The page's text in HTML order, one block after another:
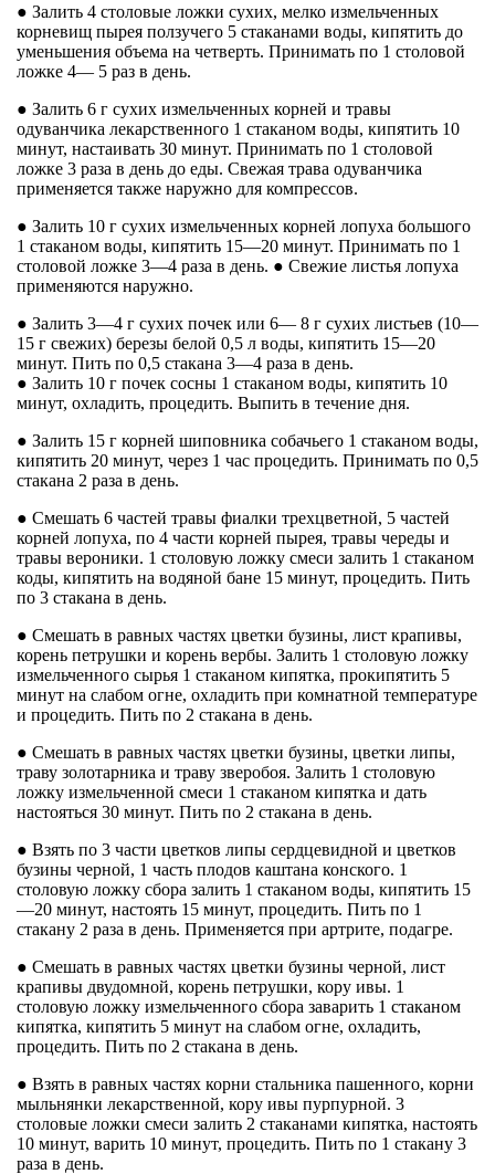
● Залить 4 столовые ложки сухих, мелко измельченных
корневищ пырея ползучего 5 стаканами воды, кипятить до
уменьшения объема на четверть. Принимать по 1 столовой
ложке 4— 5 раз в день.
● Залить 6 г сухих измельченных корней и травы
одуванчика лекарственного 1 стаканом воды, кипятить 10
минут, настаивать 30 минут. Принимать по 1 столовой
ложке 3 раза в день до еды. Свежая трава одуванчика
применяется также наружно для компрессов.
● Залить 10 г сухих измельченных корней лопуха большого
1 стаканом воды, кипятить 15—20 минут. Принимать по 1
столовой ложке 3—4 раза в день. ● Свежие листья лопуха
применяются наружно.
● Залить 3—4 г сухих почек или 6— 8 г сухих листьев (10—
15 г свежих) березы белой 0,5 л воды, кипятить 15—20
минут. Пить по 0,5 стакана 3—4 раза в день.
● Залить 10 г почек сосны 1 стаканом воды, кипятить 10
минут, охладить, процедить. Выпить в течение дня.
● Залить 15 г корней шиповника собачьего 1 стаканом воды,
кипятить 20 минут, через 1 час процедить. Принимать по 0,5
стакана 2 раза в день.
● Смешать 6 частей травы фиалки трехцветной, 5 частей
корней лопуха, по 4 части корней пырея, травы череды и
травы вероники. 1 столовую ложку смеси залить 1 стаканом
коды, кипятить на водяной бане 15 минут, процедить. Пить
по 3 стакана в день.
● Смешать в равных частях цветки бузины, лист крапивы,
корень петрушки и корень вербы. Залить 1 столовую ложку
измельченного сырья 1 стаканом кипятка, прокипятить 5
минут на слабом огне, охладить при комнатной температуре
и процедить. Пить по 2 стакана в день.
● Смешать в равных частях цветки бузины, цветки липы,
траву золотарника и траву зверобоя. Залить 1 столовую
ложку измельченной смеси 1 стаканом кипятка и дать
настояться 30 минут. Пить по 2 стакана в день.
● Взять по 3 части цветков липы сердцевидной и цветков
бузины черной, 1 часть плодов каштана конского. 1
столовую ложку сбора залить 1 стаканом воды, кипятить 15
—20 минут, настоять 15 минут, процедить. Пить по 1
стакану 2 раза в день. Применяется при артрите, подагре.
● Смешать в равных частях цветки бузины черной, лист
крапивы двудомной, корень петрушки, кору ивы. 1
столовую ложку измельченного сбора заварить 1 стаканом
кипятка, кипятить 5 минут на слабом огне, охладить,
процедить. Пить по 2 стакана в день.
● Взять в равных частях корни стальника пашенного, корни
мыльнянки лекарственной, кору ивы пурпурной. 3
столовые ложки смеси залить 2 стаканами кипятка, настоять
10 минут, варить 10 минут, процедить. Пить по 1 стакану 3
раза в день.